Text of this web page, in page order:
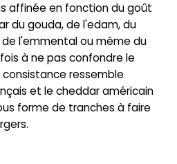
affinée en fonction du goût
du gouda, de l'edam, du
l'emmental ou même du
à ne pas confondre le
ressemble
et le cheddar américain
forme de tranches à faire